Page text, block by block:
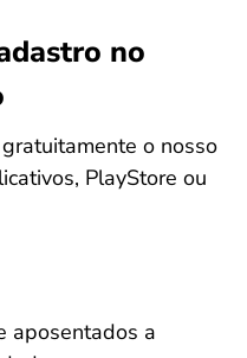
no
o nosso
PlayStore ou
aposentados a